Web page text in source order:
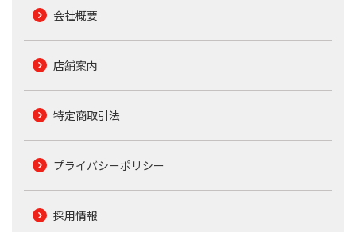
会社概要
店舗案内
特定商取引法
プライバシーポリシー
採用情報